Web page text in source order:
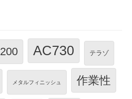
AC730 テラゾ
メタルフィニッシュ 作業性